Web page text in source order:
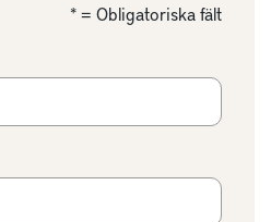
* = Obligatoriska fält